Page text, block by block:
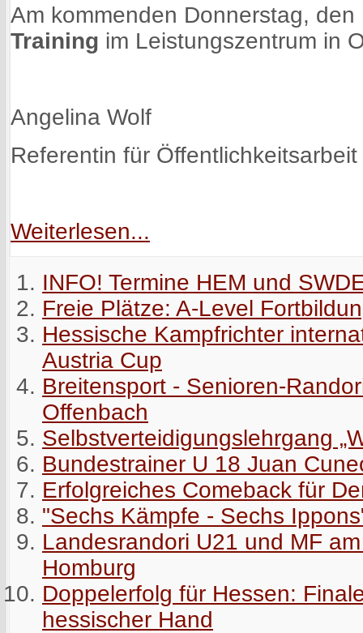
Am kommenden Donnerstag,
Training im Leistungszentrum in
Angelina Wolf
Referentin für Öffentlichkeitsarbeit
Weiterlesen...
INFO! Termine HEM und
Freie Plätze: A-Level
Hessische Kampfrichter
Austria Cup
Breitensport - Senioren-
Offenbach
Selbstverteidigungslehrgang
Bundestrainer U 18 Juan
Erfolgreiches Comeback für
"Sechs Kämpfe - Sechs
Landesrandori U21 und MF
Homburg
Doppelerfolg für Hessen:
hessischer Hand